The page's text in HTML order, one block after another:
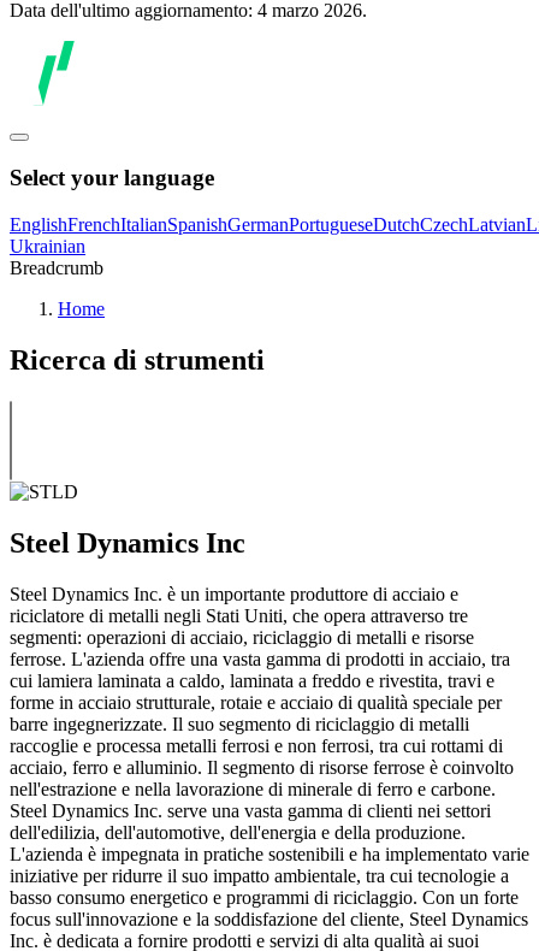
Data dell'ultimo aggiornamento: 4 marzo 2026.
Select your language
EnglishFrenchItalianSpanishGermanPortugueseDutchCzechLatvian
Ukrainian
Breadcrumb
Home
Ricerca di strumenti
Steel Dynamics Inc
Steel Dynamics Inc. è un importante produttore di acciaio e
riciclatore di metalli negli Stati Uniti, che opera attraverso tre
segmenti: operazioni di acciaio, riciclaggio di metalli e risorse
ferrose. L'azienda offre una vasta gamma di prodotti in acciaio, tra
cui lamiera laminata a caldo, laminata a freddo e rivestita, travi e
forme in acciaio strutturale, rotaie e acciaio di qualità speciale per
barre ingegnerizzate. Il suo segmento di riciclaggio di metalli
raccoglie e processa metalli ferrosi e non ferrosi, tra cui rottami di
acciaio, ferro e alluminio. Il segmento di risorse ferrose è coinvolto
nell'estrazione e nella lavorazione di minerale di ferro e carbone.
Steel Dynamics Inc. serve una vasta gamma di clienti nei settori
dell'edilizia, dell'automotive, dell'energia e della produzione.
L'azienda è impegnata in pratiche sostenibili e ha implementato varie
iniziative per ridurre il suo impatto ambientale, tra cui tecnologie a
basso consumo energetico e programmi di riciclaggio. Con un forte
focus sull'innovazione e la soddisfazione del cliente, Steel Dynamics
Inc. è dedicata a fornire prodotti e servizi di alta qualità ai suoi